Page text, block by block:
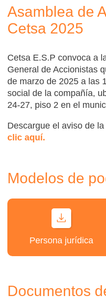
Asamblea de
Cetsa 2025
Cetsa E.S.P convoca a
General de Accionistas
de marzo de 2025 a las
social de la compañía,
24-27, piso 2 en el
Descargue el aviso de
clic aquí.
Modelos de
Persona jurídica
Documentos